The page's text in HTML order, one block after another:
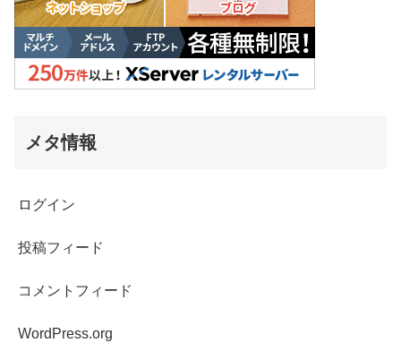
メタ情報
ログイン
投稿フィード
コメントフィード
WordPress.org